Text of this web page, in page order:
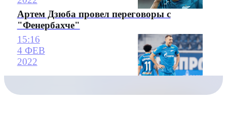
Артем Дзюба провел переговоры с
"Фенербахче"
15:16
4 ФЕВ
2022